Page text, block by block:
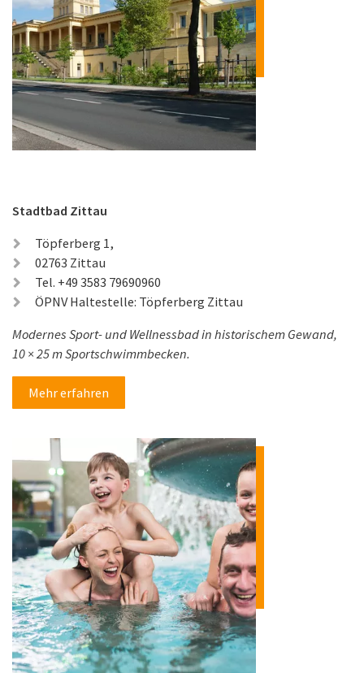
Stadtbad Zittau
Töpferberg 1,
02763 Zittau
Tel. +49 3583 79690960
ÖPNV Haltestelle: Töpferberg Zittau
Modernes Sport- und Wellnessbad in historischem Gewand,
10 × 25 m Sportschwimmbecken.
Mehr erfahren